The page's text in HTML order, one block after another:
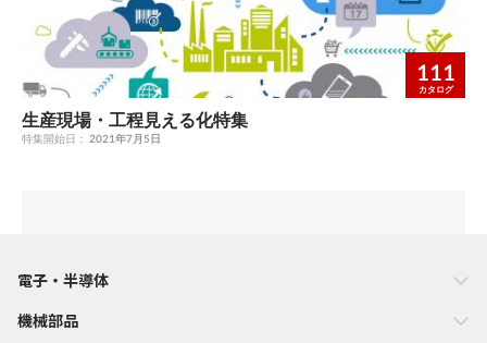
111
カタログ
生産現場・工程見える化特集
特集開始日： 2021年7月5日
電子・半導体
機械部品